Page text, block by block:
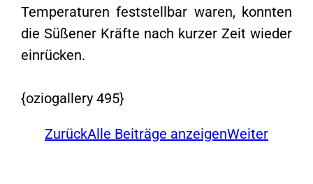
Temperaturen feststellbar waren, konnten
die Süßener Kräfte nach kurzer Zeit wieder
einrücken.
{oziogallery 495}
ZurückAlle Beiträge anzeigenWeiter